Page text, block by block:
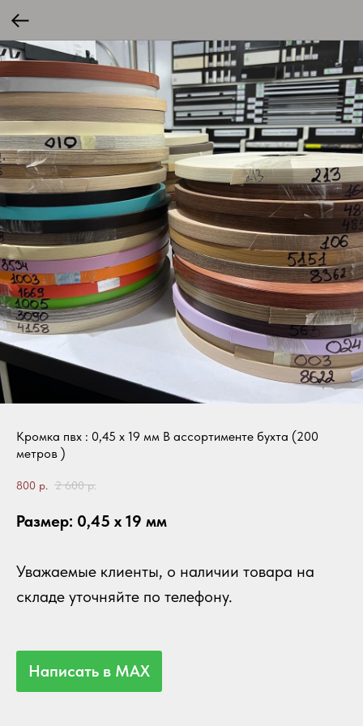
Кромка пвх : 0,45 х 19 мм В ассортименте бухта (200
метров )
800 р. 2 600 р.
Размер: 0,45 х 19 мм
Уважаемые клиенты, о наличии товара на
складе уточняйте по телефону.
Написать в MAX